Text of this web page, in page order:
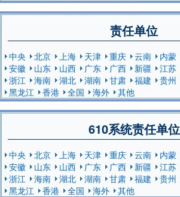
责任单位
中央 北京 上海 天津 重庆 云南 内蒙
安徽
山东 山西 广东 广西 新疆 江苏
浙江
海南 湖北 湖南 甘肃 福建 贵州
黑龙江
香港 全国 海外 其他
610系统责任单位
中央 北京 上海 天津 重庆 云南 内蒙
安徽
山东 山西 广东 广西 新疆 江苏
浙江
海南 湖北 湖南 甘肃 福建 贵州
黑龙江
香港 全国 海外 其他